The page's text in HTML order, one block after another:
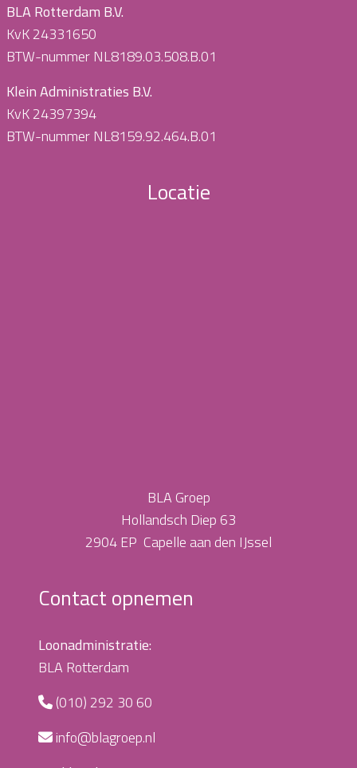
BLA Rotterdam B.V.
KvK 24331650
BTW-nummer NL8189.03.508.B.01
Klein Administraties B.V.
KvK 24397394
BTW-nummer NL8159.92.464.B.01
Locatie
BLA Groep
Hollandsch Diep 63
2904 EP Capelle aan den IJssel
Contact opnemen
Loonadministratie:
BLA Rotterdam
(010) 292 30 60
info@blagroep.nl